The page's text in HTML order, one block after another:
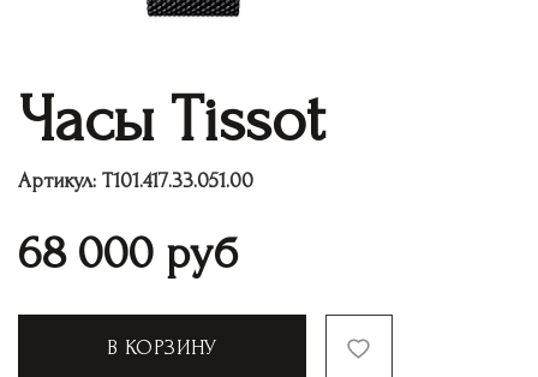
Часы Tissot
Артикул: T101.417.33.051.00
68 000 руб
В КОРЗИНУ